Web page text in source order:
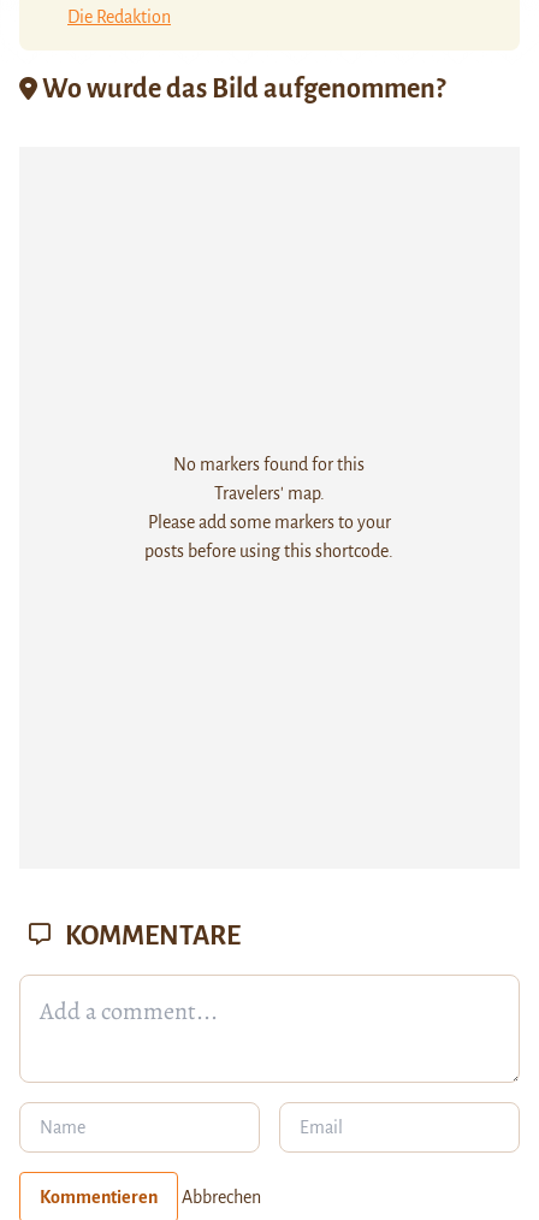
Die Redaktion
Wo wurde das Bild aufgenommen?
No markers found for this
Travelers' map.
Please add some markers to your
posts before using this shortcode.
KOMMENTARE
Kommentieren Abbrechen